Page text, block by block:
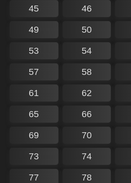
45 46
49 50
53 54
57 58
61 62
65 66
69 70
73 74
77 78